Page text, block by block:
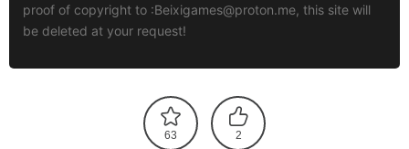
proof of copyright to :Beixigames@proton.me, this site will
be deleted at your request!
63 2